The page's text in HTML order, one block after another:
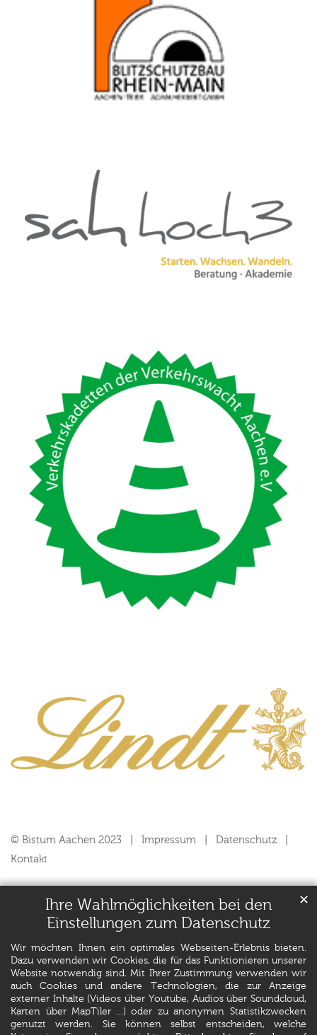
Ihre Wahlmöglichkeiten bei den
Einstellungen zum Datenschutz
Wir möchten Ihnen ein optimales Webseiten-Erlebnis bieten.
Dazu verwenden wir Cookies, die für das Funktionieren unserer
Website notwendig sind. Mit Ihrer Zustimmung verwenden wir
auch Cookies und andere Technologien, die zur Anzeige
externer Inhalte (Videos über Youtube, Audios über Soundcloud,
Karten über MapTiler ...) oder zu anonymen Statistikzwecken
genutzt werden. Sie können selbst entscheiden, welche
✕
© Bistum Aachen 2023 Impressum
Datenschutz
Kontakt